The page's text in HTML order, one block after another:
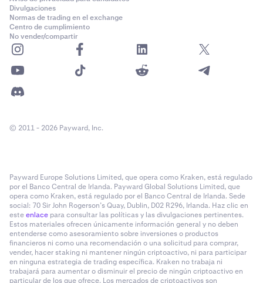
Divulgaciones
Normas de trading en el exchange
Centro de cumplimiento
No vender/compartir
© 2011 - 2026 Payward, Inc.
Payward Europe Solutions Limited, que opera como Kraken, está regulado
por el Banco Central de Irlanda. Payward Global Solutions Limited, que
opera como Kraken, está regulado por el Banco Central de Irlanda. Sede
social: 70 Sir John Rogerson’s Quay, Dublin, D02 R296, Irlanda. Haz clic en
esteenlace para consultar las políticas y las divulgaciones pertinentes.
Estos materiales ofrecen únicamente información general y no deben
entenderse como asesoramiento sobre inversiones o productos
financieros ni como una recomendación o una solicitud para comprar,
vender, hacer staking ni mantener ningún criptoactivo, ni para participar
en ninguna estrategia de trading específica. Kraken no trabaja ni
trabajará para aumentar o disminuir el precio de ningún criptoactivo en
particular de los que ofrece. Los mercados de criptoactivos son